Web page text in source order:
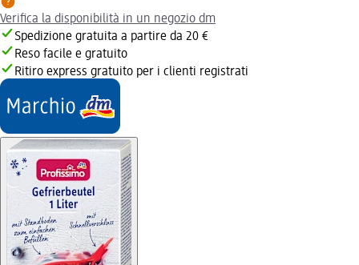
Verifica la disponibilità in un negozio dm
Spedizione gratuita a partire da 20 €
Reso facile e gratuito
Ritiro express gratuito per i clienti registrati